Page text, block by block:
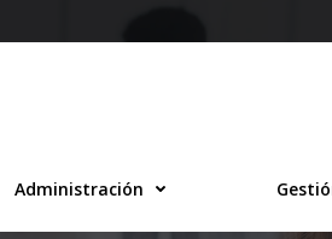
Administración